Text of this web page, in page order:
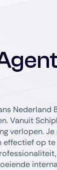
Vanuit
verlopen.
effectief op te